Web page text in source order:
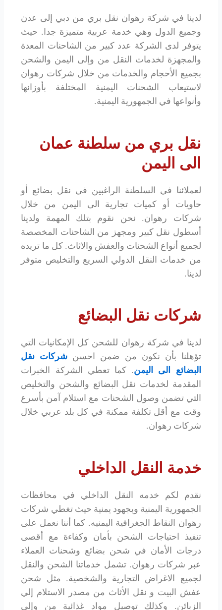
لدينا في شركة رهوان نقل بري من دبي إلى عدن
وجميع الدول وهي خدمة عربية متميزة جدا. حيث
يتوفر لدى الشركة عدد كبير من الشاحنات المعدة
والمجهزة لخدمات النقل من وإلى اليمن والشحن
بجميع الأحجام والخدمات من خلال شركات رهوان
لاستيعاب الشحنات اليمنية المختلفة بأوزانها
وأنواعها في الجمهورية اليمنية.
نقل بري من سلطنة عمان
الى اليمن
لعملائنا في السلطنة الراغبين في نقل بضائع أو
حاويات أو كميات تجارية الى اليمن من خلال
شركات رهوان. نحن نقوم بتلك المهمة ولدينا
أسطول نقل كبير ومجهز من الشاحنات المخصصة
لجميع أنواع الشحنات والعفش والاثاث. كل ما تريده
من خدمات النقل الدولي السريع والتخليص متوفر
لدينا.
شركات نقل البضائع
لدينا في شركة رهوان للشحن كل الإمكانيات التي
تؤهلنا بأن نكون من ضمن احسن شركات نقل
البضائع الى اليمن. كما تعطي الشركة الخبرات
المقدمة لخدمات نقل البضائع والشحن والتخليص
التي تضمن وصول الشحنات مع استلام آمن بأسرع
وقت مع أقل تكلفة ممكنة في كل بلد عربي خلال
شركات رهوان.
خدمة النقل الداخلي
نقدم لكم خدمه النقل الداخلي في محافظات
الجمهورية اليمنية وبجهود يمنية حيث تغطي شركات
رهوان النقاط الجغرافية اليمنيه. كما أننا نعمل على
تنفيذ احتياجات الشحن بأمان وكفاءة مع أقصى
درجات الأمان في شحن بضائع وشحنات العملاء
عبر شركات رهوان. تشمل خدماتنا الشحن والنقل
لجميع الاغراض التجارية والشخصية. مثل شحن
عفش البيت و نقل الأثاث من مصدر الاستلام إلي
الزبائن. وكذلك توصيل مواد غذائية من وإلى